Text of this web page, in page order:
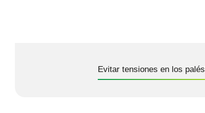
Evitar tensiones en los palés